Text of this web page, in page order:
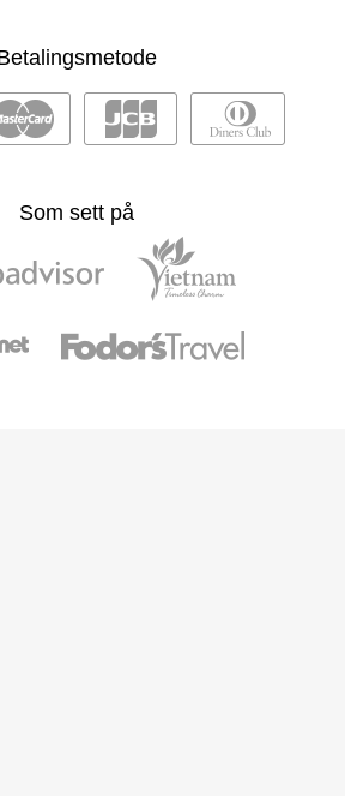
Som sett på